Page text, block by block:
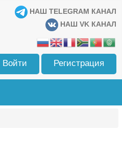
НАШ TELEGRAM КАНАЛ
НАШ VK КАНАЛ
Войти Регистрация